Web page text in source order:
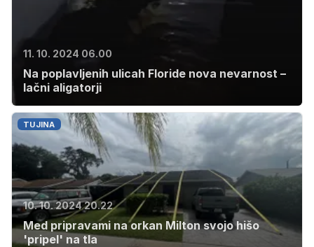
11. 10. 2024 06.00
Na poplavljenih ulicah Floride nova nevarnost –
lačni aligatorji
TUJINA
10. 10. 2024 20.22
Med pripravami na orkan Milton svojo hišo
'pripel' na tla